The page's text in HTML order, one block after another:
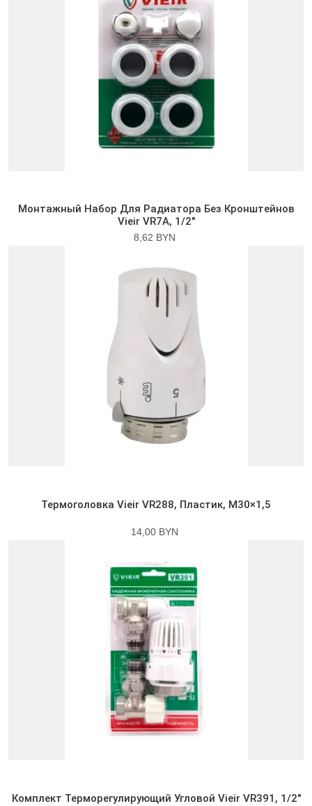
Монтажный Набор Для Радиатора Без Кронштейнов
Vieir VR7A, 1/2″
8,62 BYN
Термоголовка Vieir VR288, Пластик, M30×1,5
14,00 BYN
Комплект Терморегулирующий Угловой Vieir VR391, 1/2″